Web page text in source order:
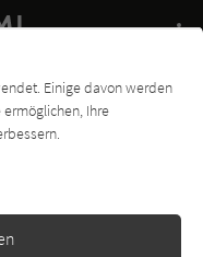
Charts
2
0
Einige davon werden
Ihre